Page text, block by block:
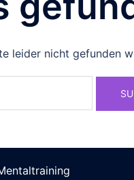
leider nicht gefunden